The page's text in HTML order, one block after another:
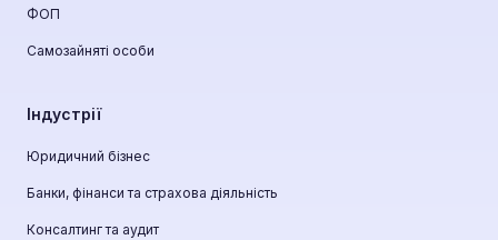
ФОП
Самозайняті особи
Індустрії
Юридичний бізнес
Банки, фінанси та страхова діяльність
Консалтинг та аудит